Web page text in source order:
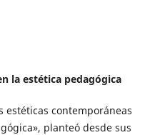
la estética pedagógica
estéticas contemporáneas
planteó desde sus